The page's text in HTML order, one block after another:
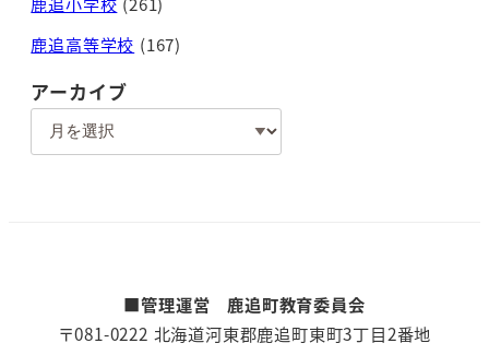
鹿追高等学校 (167)
アーカイブ
■管理運営 鹿追町教育委員会
〒081-0222 北海道河東郡鹿追町東町3丁目2番地